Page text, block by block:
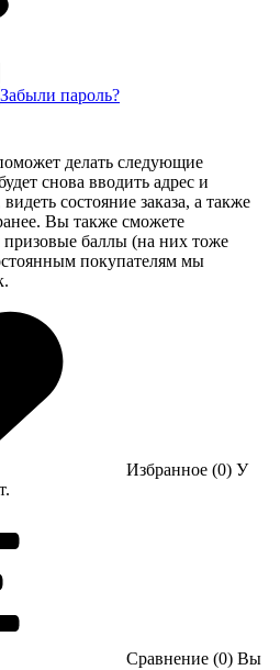
Забыли пароль?
делать следующие
снова вводить адрес и
состояние заказа, а также
Вы также сможете
баллы (на них тоже
покупателям мы
Избранное (0) У
Сравнение (0) Вы